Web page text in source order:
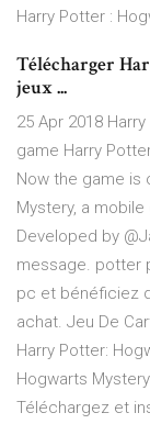
Harry Potter :
Télécharger
jeux ...
25 Apr 2018
game Harry
Now the game is
Mystery, a
Developed by
message. potter
pc et bénéficiez
achat. Jeu De
Harry Potter:
Hogwarts
Téléchargez et